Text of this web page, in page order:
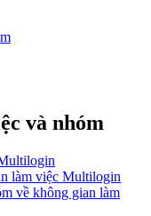
và nhóm
làm việc Multilogin
về không gian làm